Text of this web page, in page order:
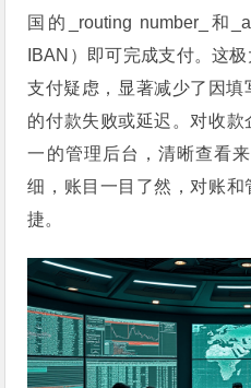
国的_routing number_和
IBAN）即可完成支付。这
支付疑虑，显著减少了因
的付款失败或延迟。对收
一的管理后台，清晰查看
细，账目一目了然，对账
捷。